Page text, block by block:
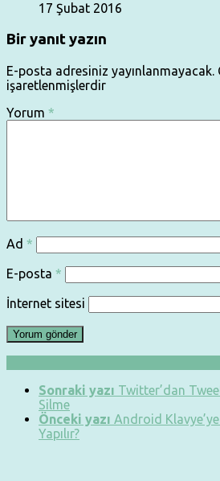
17 Şubat 2016
Bir yanıt yazın
E-posta adresiniz yayınlanmayacak.
işaretlenmişlerdir
Yorum *
Ad *
E-posta *
İnternet sitesi
Sonraki yazı Twitter’dan
Silme
Önceki yazı Android
Yapılır?